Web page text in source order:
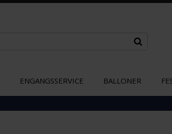
ENGANGSSERVICE BALLONER